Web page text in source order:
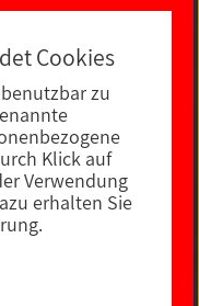
Cookies
zu
Klick auf
Verwendung
erhalten Sie